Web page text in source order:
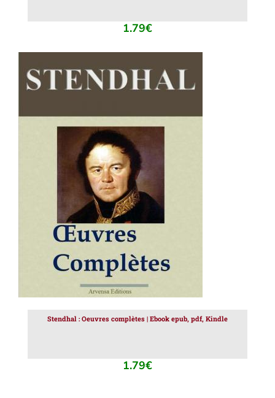
1.79€
AJOUTER AU PANIER /
Stendhal : Oeuvres complètes | Ebook epub, pdf, Kindle
1.79€